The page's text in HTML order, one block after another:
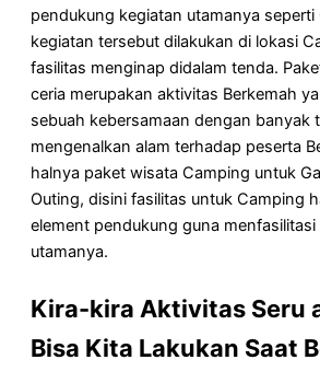
pendukung kegiatan utamanya seperti
kegiatan tersebut dilakukan di lokasi
fasilitas menginap didalam tenda.
ceria merupakan aktivitas Berkemah
sebuah kebersamaan dengan banyak
mengenalkan alam terhadap peserta
halnya paket wisata Camping untuk
Outing, disini fasilitas untuk Camping
element pendukung guna
utamanya.
Kira-kira Aktivitas Seru
Bisa Kita Lakukan Saat